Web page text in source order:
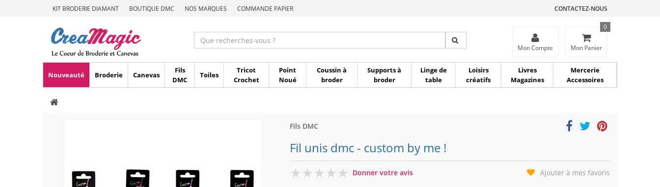
KIT BRODERIE DIAMANT BOUTIQUE DMC NOS MARQUES COMMANDE PAPIER CONTACTEZ-NOUS
Mon Compte Mon Panier
0
Nouveauté Broderie Canevas
Fils
DMC
Toiles
Tricot
Crochet
Point
Noué
Coussin à
broder
Supports à
broder
Linge de
table
Loisirs
créatifs
Livres
Magazines
Mercerie
Accessoires
Fils DMC
Fil unis dmc - custom by me !
0
Donner votre avis Ajouter à mes favoris